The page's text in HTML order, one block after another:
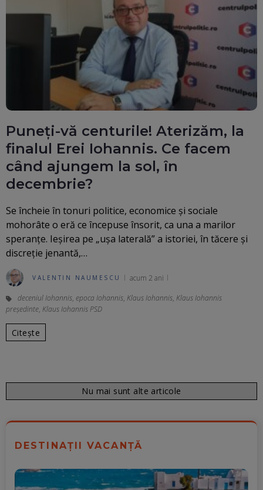
Puneți-vă centurile! Aterizăm, la
finalul Erei Iohannis. Ce facem
când ajungem la sol, în
decembrie?
Se încheie în tonuri politice, economice și sociale
mohorâte o eră ce începuse însorit, ca una a marilor
speranțe. Ieșirea pe „ușa laterală” a istoriei, în tăcere și
discreție jenantă,…
VALENTIN NAUMESCU acum 2 ani
deceniul Iohannis, epoca Iohannis, Klaus Iohannis, Klaus Iohannis
președinte, Klaus Iohannis PSD
Citește
Nu mai sunt alte articole
DESTINAȚII VACANȚĂ